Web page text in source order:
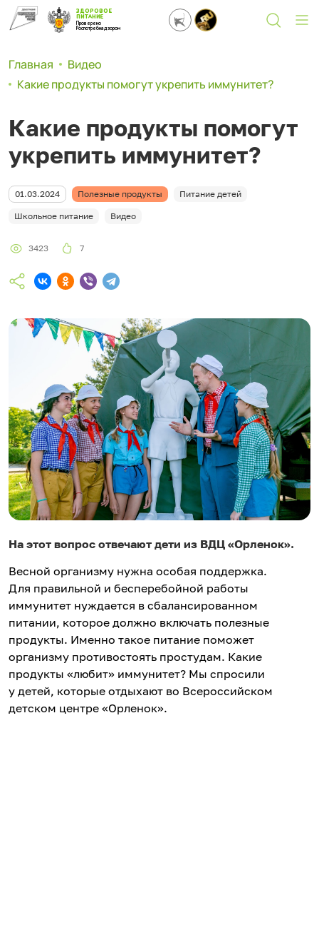
ЗДОРОВОЕ
ПИТАНИЕ
Проверено
Роспотребнадзором
Главная
Видео
Какие продукты помогут укрепить иммунитет?
Какие продукты помогут
укрепить иммунитет?
01.03.2024 Полезные продукты Питание детей
Школьное питание Видео
3423 7
На этот вопрос отвечают дети из ВДЦ «Орленок».
Весной организму нужна особая поддержка.
Для правильной и бесперебойной работы
иммунитет нуждается в сбалансированном
питании, которое должно включать полезные
продукты. Именно такое питание поможет
организму противостоять простудам. Какие
продукты «любит» иммунитет? Мы спросили
у детей, которые отдыхают во Всероссийском
детском центре «Орленок».